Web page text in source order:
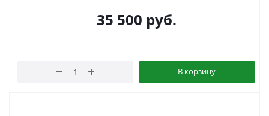
35 500 руб.
В корзину